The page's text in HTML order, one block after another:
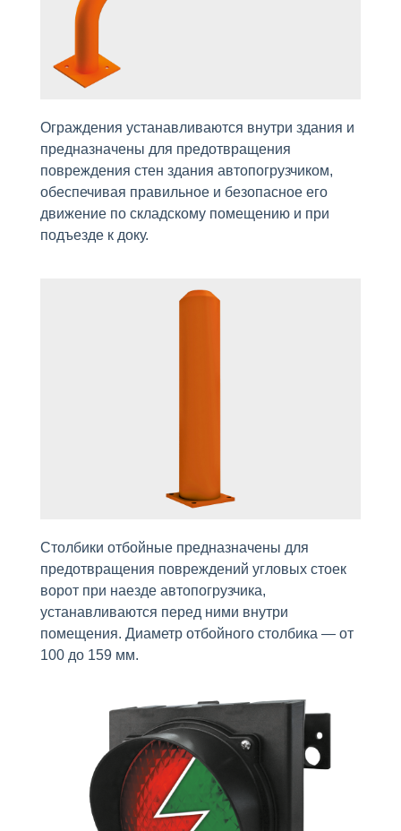
Ограждения устанавливаются внутри здания и
предназначены для предотвращения
повреждения стен здания автопогрузчиком,
обеспечивая правильное и безопасное его
движение по складскому помещению и при
подъезде к доку.
Столбики отбойные предназначены для
предотвращения повреждений угловых стоек
ворот при наезде автопогрузчика,
устанавливаются перед ними внутри
помещения. Диаметр отбойного столбика — от
100 до 159 мм.